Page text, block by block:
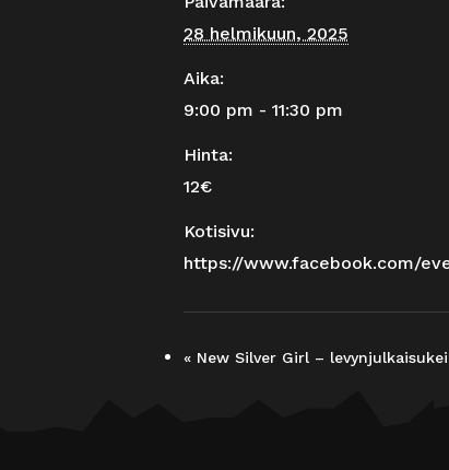
28 helmikuun, 2025
Aika:
9:00 pm - 11:30 pm
Hinta:
12€
Kotisivu:
https://www.facebook.com/
« New Silver Girl –